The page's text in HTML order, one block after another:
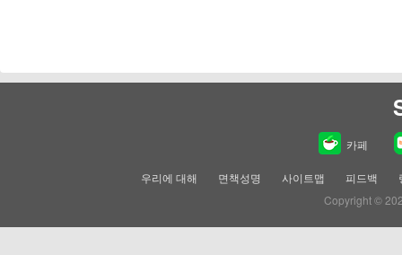
카페
우리에 대해 면책성명 사이트맵 피드백
Copyright ©